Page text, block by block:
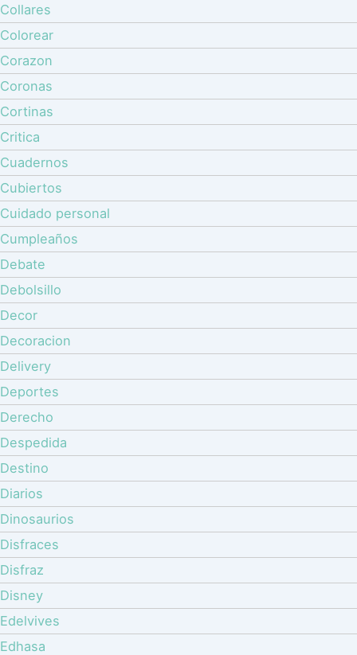
Collares
Colorear
Corazon
Coronas
Cortinas
Critica
Cuadernos
Cubiertos
Cuidado personal
Cumpleaños
Debate
Debolsillo
Decor
Decoracion
Delivery
Deportes
Derecho
Despedida
Destino
Diarios
Dinosaurios
Disfraces
Disfraz
Disney
Edelvives
Edhasa